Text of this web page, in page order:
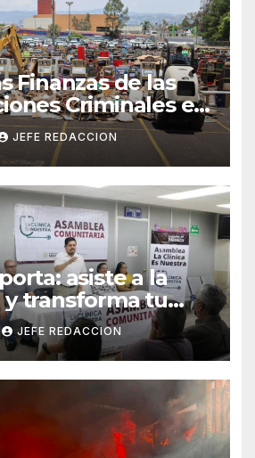
Finanzas de las
Criminales en
JEFE REDACCION
asiste a la
y transforma tu
Bienestar
JEFE REDACCION